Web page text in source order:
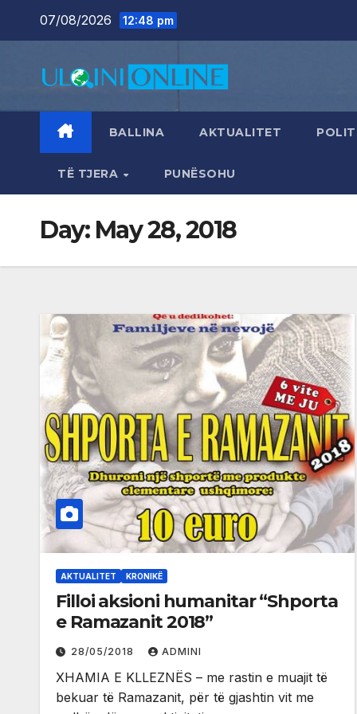
07/08/2026 12:48 pm
BALLINA AKTUALITET
TË TJERA PUNËSOHU
Day: May 28, 2018
AKTUALITET KRONIKË
Filloi aksioni humanitar “Shporta
e Ramazanit 2018”
28/05/2018 ADMINI
XHAMIA E KLLEZNËS – me rastin e muajit të
bekuar të Ramazanit, për të gjashtin vit me